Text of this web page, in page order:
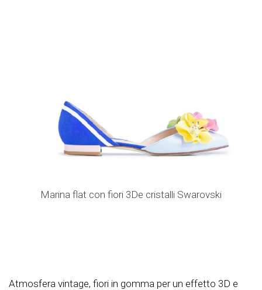
Marina flat con fiori 3De cristalli Swarovski
Atmosfera vintage, fiori in gomma per un effetto 3D e